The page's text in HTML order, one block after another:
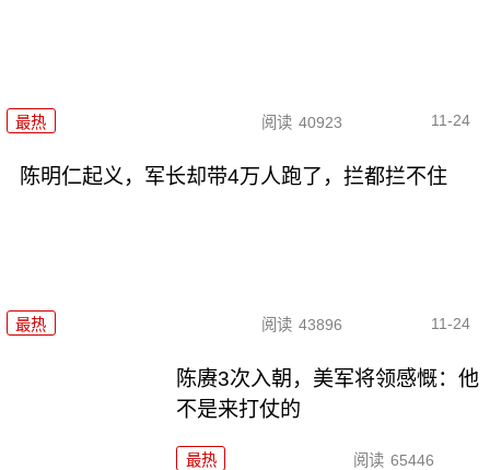
最热 阅读 40923 11-24
陈明仁起义，军长却带4万人跑了，拦都拦不住
最热 阅读 43896 11-24
陈赓3次入朝，美军将领感慨：他
不是来打仗的
最热 阅读 65446